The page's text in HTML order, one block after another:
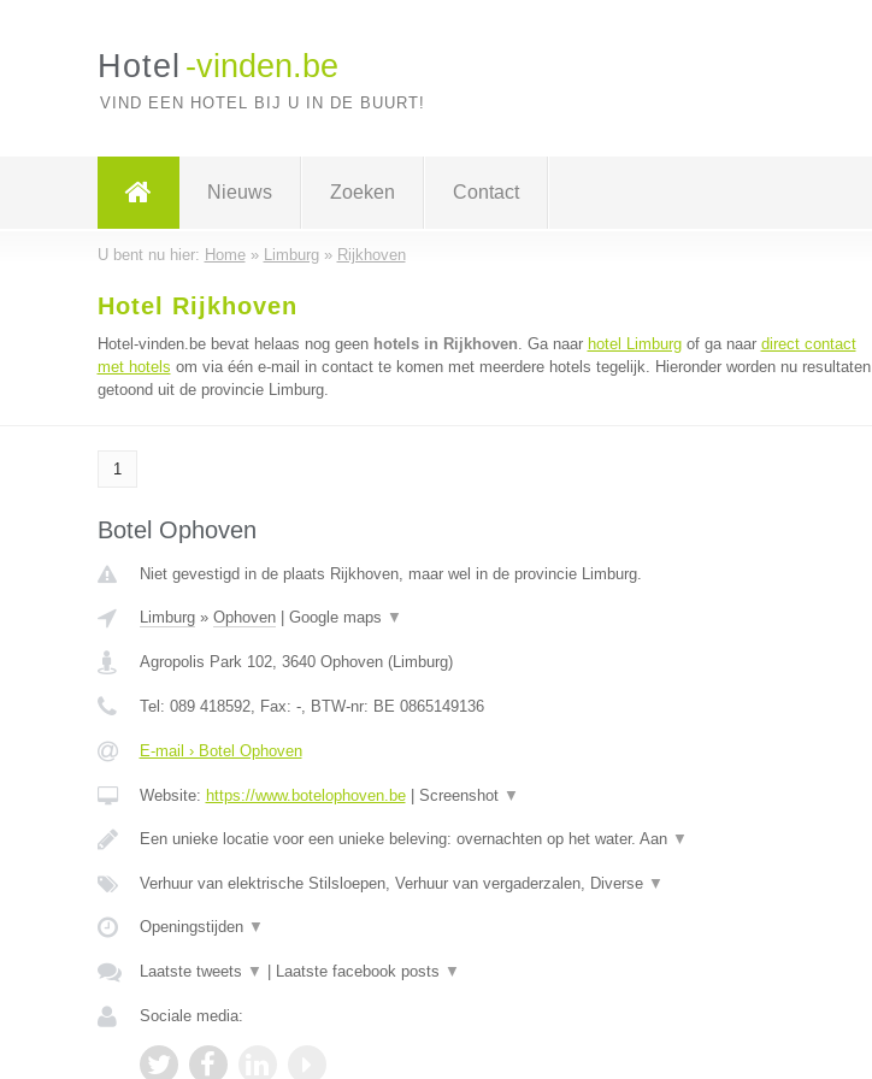
Hotel -vinden.be
VIND EEN HOTEL BIJ U IN DE BUURT!
Nieuws Zoeken Contact
U bent nu hier: Home» Limburg» Rijkhoven
Hotel Rijkhoven
Hotel-vinden.be bevat helaas nog geen hotels in Rijkhoven. Ga naar hotel Limburgof ga naar direct contact
met hotels om via één e-mail in contact te komen met meerdere hotels tegelijk. Hieronder worden nu resultaten
getoond uit de provincie Limburg.
1
Botel Ophoven
Niet gevestigd in de plaats Rijkhoven, maar wel in de provincie Limburg.
Limburg» Ophoven| Google maps ▼
Agropolis Park 102, 3640 Ophoven(Limburg)
Tel: 089 418592, Fax: -, BTW-nr: BE 0865149136
E-mail › Botel Ophoven
Website: https://www.botelophoven.be| Screenshot ▼
Een unieke locatie voor een unieke beleving: overnachten op het water. Aan ▼
Verhuur van elektrische Stilsloepen, Verhuur van vergaderzalen, Diverse ▼
Openingstijden ▼
Laatste tweets ▼ Laatste facebook posts ▼
Sociale media: